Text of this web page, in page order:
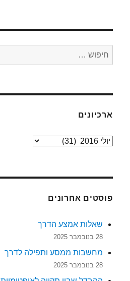
זרעים
ופירות
חפש:
ארכיונים
ארכיונים
פוסטים אחרונים
שאלות אמצע הדרך
28 בנובמבר 2025
מחשבות ממסע ותפילה לדרך
28 בנובמבר 2025